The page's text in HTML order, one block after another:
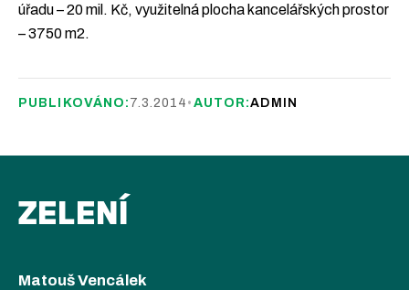
úřadu – 20 mil. Kč, využitelná plocha kancelářských prostor
– 3750 m2.
PUBLIKOVÁNO: 7.3.2014 • AUTOR:ADMIN
ZELENÍ
Matouš Vencálek